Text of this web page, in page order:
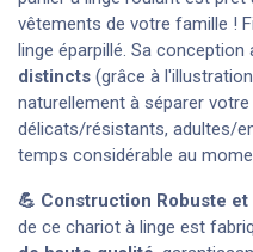
vêtements de votre famille !
linge éparpillé. Sa conception
distincts (grâce à
naturellement à séparer
délicats/résistants, adultes/
temps considérable au
💪 Construction Robuste
de ce chariot à linge est